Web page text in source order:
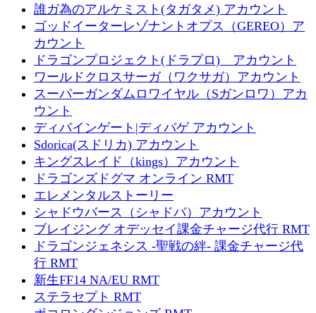
誰ガ為のアルケミスト(タガタメ) アカウント
ゴッドイーターレゾナントオプス（GEREO）ア
カウント
ドラゴンプロジェクト(ドラプロ) アカウント
ワールドクロスサーガ（ワクサガ）アカウント
スーパーガンダムロワイヤル（Sガンロワ）アカ
ウント
ディバインゲート|ディバゲ アカウント
Sdorica(スドリカ) アカウント
キングスレイド（kings）アカウント
ドラゴンズドグマ オンライン RMT
エレメンタルストーリー
シャドウバース（シャドバ）アカウント
ブレイジング オデッセイ課金チャージ代行 RMT
ドラゴンジェネシス -聖戦の絆- 課金チャージ代
行 RMT
新生FF14 NA/EU RMT
ステラセプト RMT